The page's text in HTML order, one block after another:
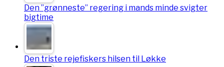
Den ”grønneste” regering i mands minde svigter
bigtime
Den triste rejefiskers hilsen til Løkke